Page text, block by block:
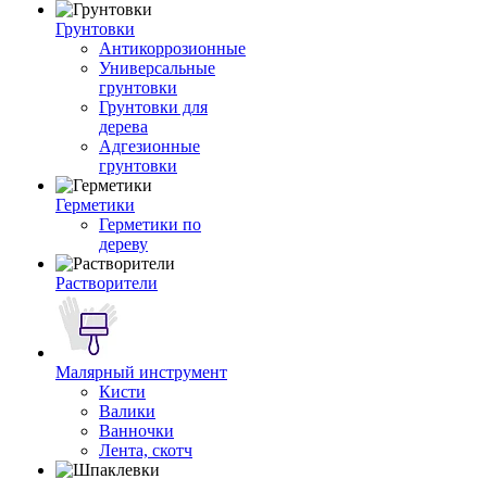
Грунтовки
Антикоррозионные
Универсальные
грунтовки
Грунтовки для
дерева
Адгезионные
грунтовки
Герметики
Герметики по
дереву
Растворители
Малярный инструмент
Кисти
Валики
Ванночки
Лента, скотч